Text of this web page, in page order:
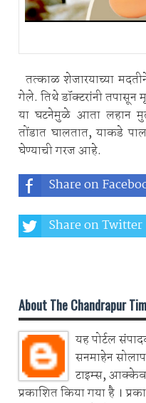
तत्काळ शेजारयाच्या
गेले. तिथे डॉक्टरांनी तपासून
या घटनेमुळे आता लहान
तोंडात घालतात, याकडे
घेण्याची गरज आहे.
Share on
Share on Twitter
About The Chandrapur
यह पोर्टल
सनमाहेन
टाइम्स,
प्रकाशित किया गया है ।